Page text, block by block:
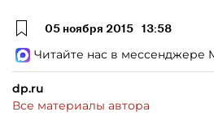
05 ноября 2015 13:58
Читайте нас в мессенджере
dp.ru
Все материалы автора